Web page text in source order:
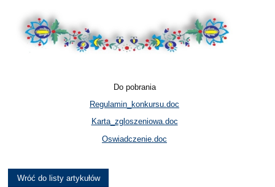
Do pobrania
Regulamin_konkursu.doc
Karta_zgloszeniowa.doc
Oswiadczenie.doc
Wróć do listy artykułów